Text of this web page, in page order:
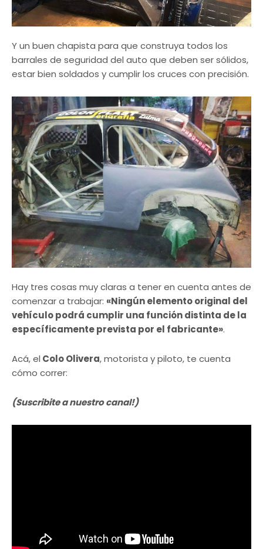
Y un buen chapista para que construya todos los
barrales de seguridad del auto que deben ser sólidos,
estar bien soldados y cumplir los cruces con precisión.
Hay tres cosas muy claras a tener en cuenta antes de
comenzar a trabajar: «Ningún elemento original del
vehículo podrá cumplir una función distinta de la
específicamente prevista por el fabricante».
Acá, el Colo Olivera, motorista y piloto, te cuenta
cómo correr:
(Suscribite a nuestro canal!)